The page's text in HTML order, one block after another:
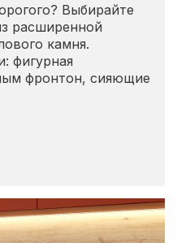
Выбирайте
расширенной
камня.
фигурная
фронтон, сияющие